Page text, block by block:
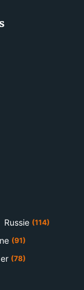
Russie (114)
(91)
(78)